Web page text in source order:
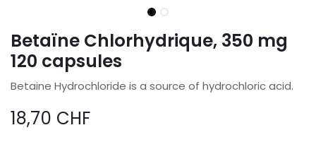
Betaïne Chlorhydrique, 350 mg
120 capsules
Betaine Hydrochloride is a source of hydrochloric acid.
18,70 CHF